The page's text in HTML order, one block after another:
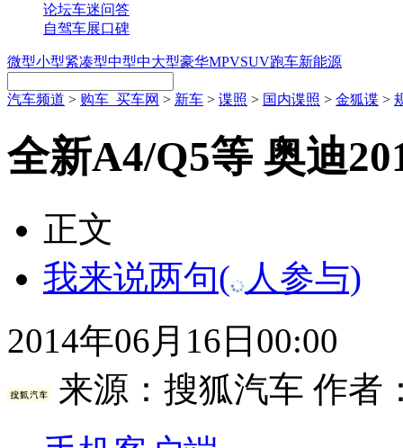
论坛车迷问答
自驾车展口碑
微型小型紧凑型中型中大型豪华MPVSUV跑车新能源
汽车频道 > 购车_买车网 > 新车 > 谍照 > 国内谍照 > 金狐谍 >
全新A4/Q5等 奥迪
正文
我来说两句( 人参与)
2014年06月16日00:00
来源： 搜狐汽车 作者